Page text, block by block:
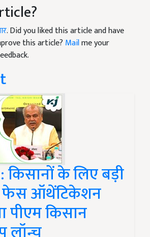
. Did you liked this article and have
this article? Mailme your
किसानों के लिए बड़ी
फेस ऑथेंटिकेशन
पीएम किसान